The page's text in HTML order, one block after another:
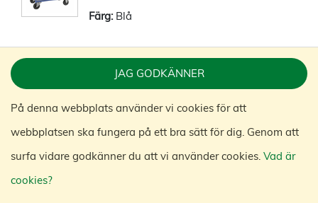
JAG GODKÄNNER
På denna webbplats använder vi cookies för att
webbplatsen ska fungera på ett bra sätt för dig. Genom att
surfa vidare godkänner du att vi använder cookies. Vad är
cookies?
Blå
2 fast 2 länk med broms
Ja